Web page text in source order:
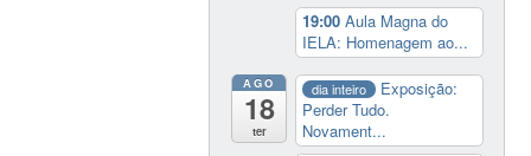
19:00Aula Magna do
IELA: Homenagem ao...
AGO
18
ter
dia inteiro
Exposição:
Perder Tudo.
Novament...